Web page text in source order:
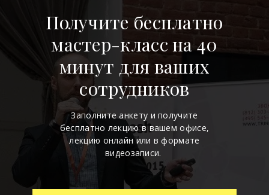
Получите бесплатно
мастер-класс на 40
минут для ваших
сотрудников
Заполните анкету и получите
бесплатно лекцию в вашем офисе,
лекцию онлайн или в формате
видеозаписи.